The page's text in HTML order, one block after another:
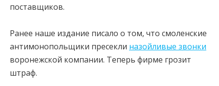
поставщиков.
Ранее наше издание писало о том, что смоленские
антимонопольщики пресекли назойливые звонки
воронежской компании. Теперь фирме грозит
штраф.